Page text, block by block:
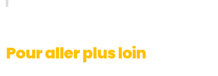
Pour aller plus loin